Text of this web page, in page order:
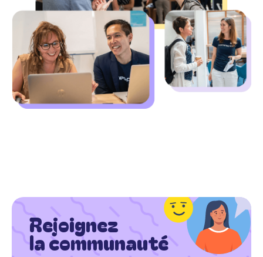
Rejoignez
la communauté